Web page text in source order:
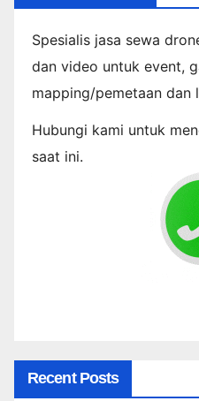
Spesialis jasa sewa
dan video untuk event,
mapping/pemetaan dan
Hubungi kami untuk
saat ini.
Recent Posts